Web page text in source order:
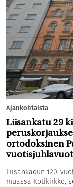
Ajankohtaista
Liisankatu 29
ortodoksinen
Liisankadun 120-
muassa Kotikirkko,